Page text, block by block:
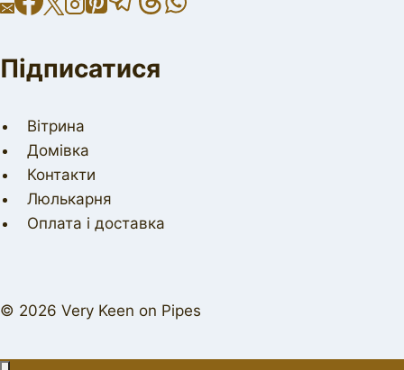
Підписатися
Вітрина
Домівка
Контакти
Люлькарня
Оплата і доставка
© 2026 Very Keen on Pipes